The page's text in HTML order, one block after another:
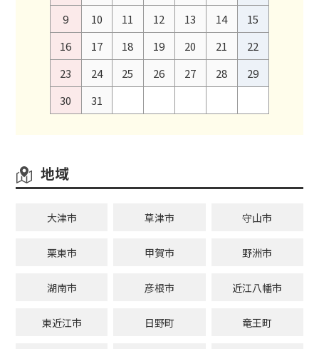
9
10 11 12 13 14
15
16
17 18 19 20 21
22
23
24 25 26 27 28
29
30
31
地域
大津市 草津市 守山市
栗東市 甲賀市 野洲市
湖南市 彦根市 近江八幡市
東近江市 日野町 竜王町